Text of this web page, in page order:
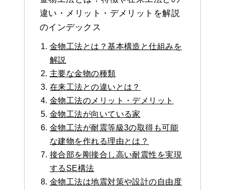
違い・メリット・デメリットを解説
のインデックス
金物工法とは？基本構造と仕組みを
解説
主要な金物の種類
在来工法との違いとは？
金物工法のメリット・デメリット
金物工法が向いている家
金物工法が耐震等級3の取得も可能
な建物を作れる理由とは？
接合部を剛接合し高い耐震性を実現
するSE構法
金物工法は地震対策や設計の自由度